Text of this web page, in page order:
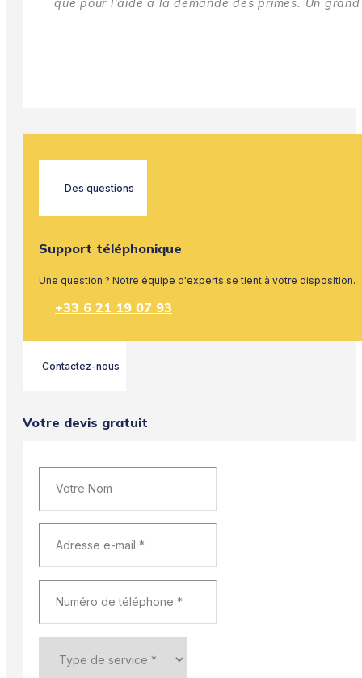
que pour l'aide à la demande des primes. Un
Des questions
Support téléphonique
Une question ? Notre équipe d'experts se tient à votre disposition.
+33 6 21 19 07 93
Contactez-nous
Votre devis gratuit